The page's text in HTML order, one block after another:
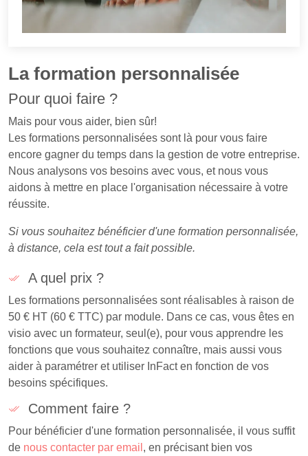
La formation personnalisée
Pour quoi faire ?
Mais pour vous aider, bien sûr!
Les formations personnalisées sont là pour vous faire
encore gagner du temps dans la gestion de votre entreprise.
Nous analysons vos besoins avec vous, et nous vous
aidons à mettre en place l'organisation nécessaire à votre
réussite.
Si vous souhaitez bénéficier d'une formation personnalisée,
à distance, cela est tout a fait possible.
A quel prix ?
Les formations personnalisées sont réalisables à raison de
50 € HT (60 € TTC) par module. Dans ce cas, vous êtes en
visio avec un formateur, seul(e), pour vous apprendre les
fonctions que vous souhaitez connaître, mais aussi vous
aider à paramétrer et utiliser InFact en fonction de vos
besoins spécifiques.
Comment faire ?
Pour bénéficier d'une formation personnalisée, il vous suffit
de nous contacter par email , en précisant bien vos